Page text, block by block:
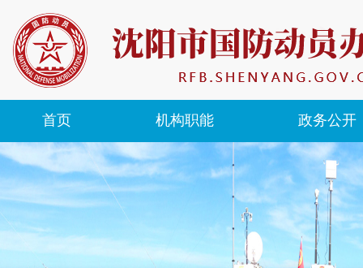
首页 机构职能 政务公开